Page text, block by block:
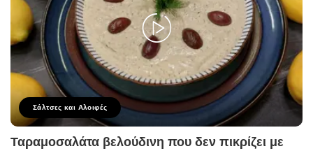
Σάλτσες και Αλοιφές
Ταραμοσαλάτα βελούδινη που δεν πικρίζει με